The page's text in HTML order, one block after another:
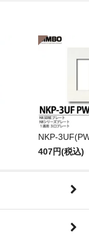
NKP-
407円(税込)